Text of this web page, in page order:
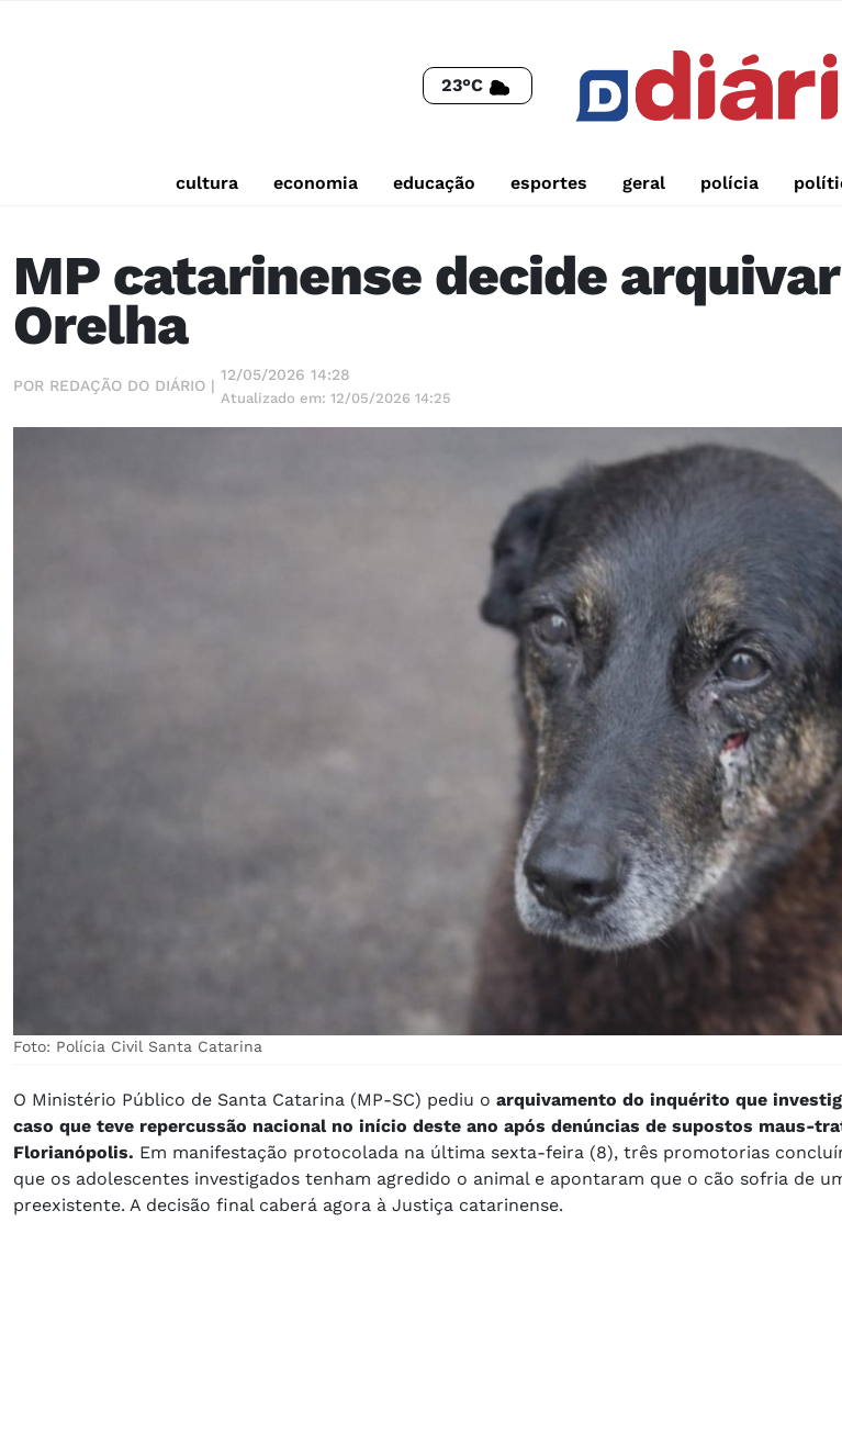
23°C
cultura economia educação esportes geral polícia
MP catarinense decide
Orelha
POR REDAÇÃO DO DIÁRIO |
12/05/2026 14:28
Atualizado em: 12/05/2026 14:25
Foto: Polícia Civil Santa Catarina
O Ministério Público de Santa Catarina (MP-SC) pediu o arquivamento do inquérito que
caso que teve repercussão nacional no início deste ano após denúncias de supostos maus-
Florianópolis. Em manifestação protocolada na última sexta-feira (8), três promotorias
que os adolescentes investigados tenham agredido o animal e apontaram que o cão sofria de
preexistente. A decisão final caberá agora à Justiça catarinense.